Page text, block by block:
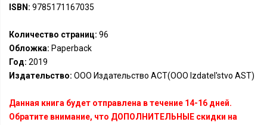
ISBN: 9785171167035
Количество страниц: 96
Обложка: Paperback
Год: 2019
Издательство: ООО Издательство АСТ(OOO Izdatel'stvo AST)
Данная книга будет отправлена в течение 14-16 дней.
Обратите внимание, что ДОПОЛНИТЕЛЬНЫЕ скидки на